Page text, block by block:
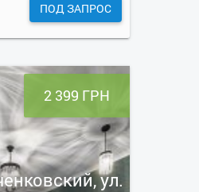
ПОД ЗАПРОС
2 399 ГРН
ул.